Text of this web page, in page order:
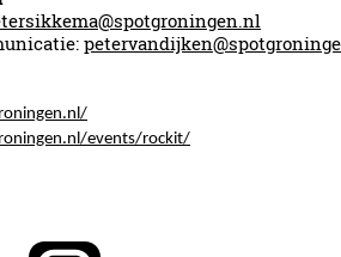
events/rockit/